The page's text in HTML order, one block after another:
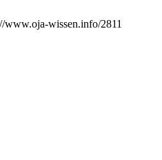
www.oja-wissen.info/2811